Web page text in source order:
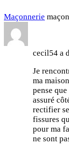
Maçonnerie
cecil54 a
Je
ma
pense
assuré
rectifier
fissures
pour ma
ne sont